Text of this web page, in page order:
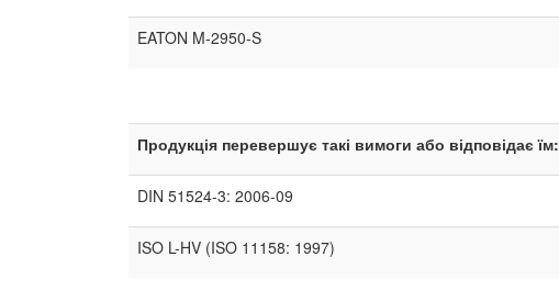
EATON M-2950-S
Продукція перевершує такі вимоги або відповідає їм:
DIN 51524-3: 2006-09
ISO L-HV (ISO 11158: 1997)